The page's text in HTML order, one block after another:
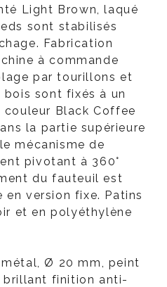
Light Brown, laqué
sont stabilisés
Fabrication
à commande
par tourillons et
sont fixés à un
Black Coffee
la partie supérieure
mécanisme de
pivotant à 360°
du fauteuil est
version fixe. Patins
et en polyéthylène
Ø 20 mm, peint
brillant finition anti-